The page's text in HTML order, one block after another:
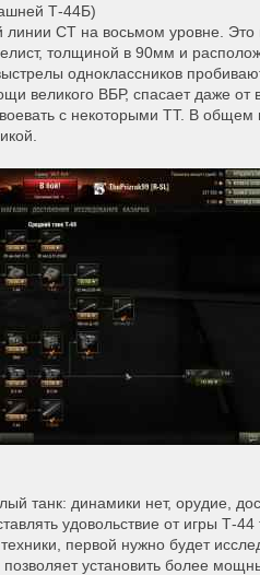
Т-44Б)
СТ на восьмом уровне. Это
толщиной в 90мм и
одноклассников
великого ВБР, спасает даже от
с некоторыми ТТ. В
танк: динамики нет, орудие,
удовольствие от игры Т-
первой нужно будет
установить более